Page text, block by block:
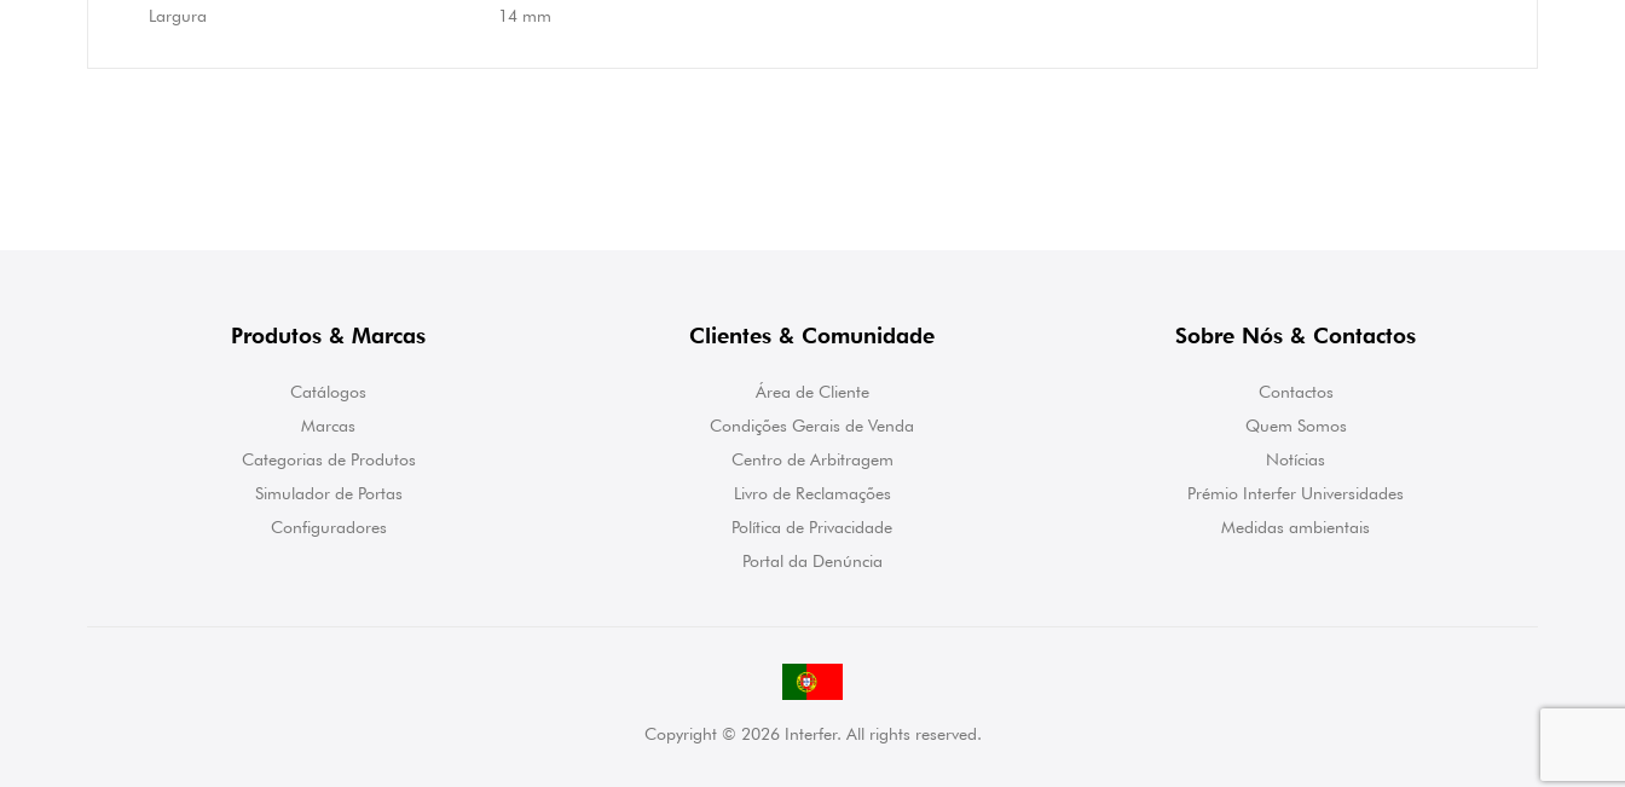
Largura 14 mm
Produtos & Marcas
Catálogos
Marcas
Categorias de Produtos
Simulador de Portas
Configuradores
Clientes & Comunidade
Área de Cliente
Condições Gerais de Venda
Centro de Arbitragem
Livro de Reclamações
Política de Privacidade
Portal da Denúncia
Sobre Nós & Contactos
Contactos
Quem Somos
Notícias
Prémio Interfer Universidades
Medidas ambientais
Copyright © 2026 Interfer. All rights reserved.